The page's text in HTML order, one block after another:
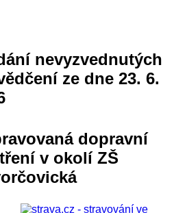
nevyzvednutých
ze dne 23. 6.
dopravní
v okolí ZŠ